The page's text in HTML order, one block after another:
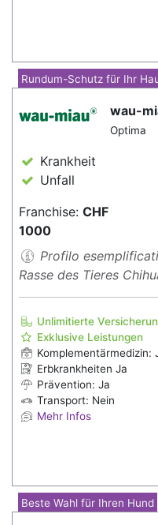
Rundum-Schutz für Ihr
wau-
Optima
Krankheit
Unfall
Franchise: CHF
1000
Profilo
Rasse des Tieres
Unlimitierte
Exklusive Leistungen
Komplementärmedizin:
Erbkrankheiten Ja
Prävention: Ja
Transport: Nein
Mehr Infos
Beste Wahl für Ihren Hund